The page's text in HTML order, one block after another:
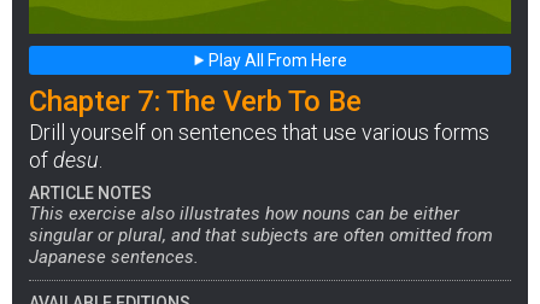
Play All From Here
Chapter 7: The Verb To Be
Drill yourself on sentences that use various forms
ofdesu
ARTICLE NOTES
This exercise also illustrates how nouns can be either
singular or plural, and that subjects are often omitted from
Japanese sentences.